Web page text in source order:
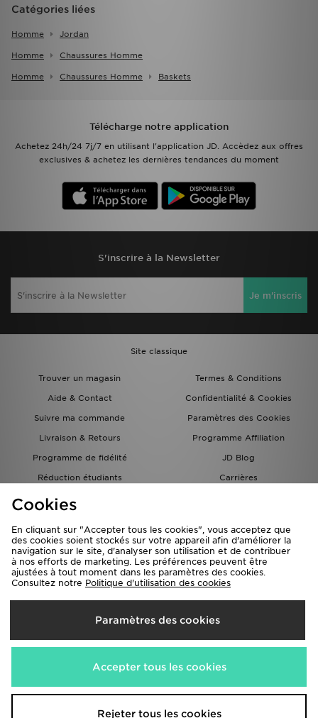
Catégories liées
Homme Jordan
Homme Chaussures Homme
Homme Chaussures Homme Baskets
Télécharge notre application
Achetez 24h/24 7j/7 en utilisant l'application JD. Accèdez aux offres
exclusives & achetez les dernières tendances du moment
S'inscrire à la Newsletter
Je m'inscris
Site classique
Trouver un magasin
Termes & Conditions
Aide & Contact
Confidentialité & Cookies
Suivre ma commande
Paramètres des Cookies
Livraison & Retours
Programme Affiliation
Programme de fidélité
JD Blog
Réduction étudiants
Carrières
Carte Cadeau
Livraison Vers
France
Nous acceptons les méthodes de paiement suivantes
Visitez notre site corporate www.jdplc.com
Cookies
En cliquant sur "Accepter tous les cookies", vous acceptez que
des cookies soient stockés sur votre appareil afin d'améliorer la
navigation sur le site, d'analyser son utilisation et de contribuer
à nos efforts de marketing. Les préférences peuvent être
ajustées à tout moment dans les paramètres des cookies.
Consultez notre Politique d'utilisation des cookies
Paramètres des cookies
Accepter tous les cookies
Rejeter tous les cookies